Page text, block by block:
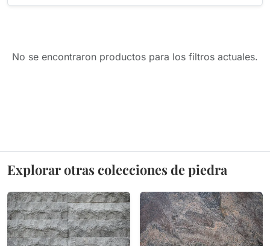
No se encontraron productos para los filtros actuales.
Explorar otras colecciones de piedra